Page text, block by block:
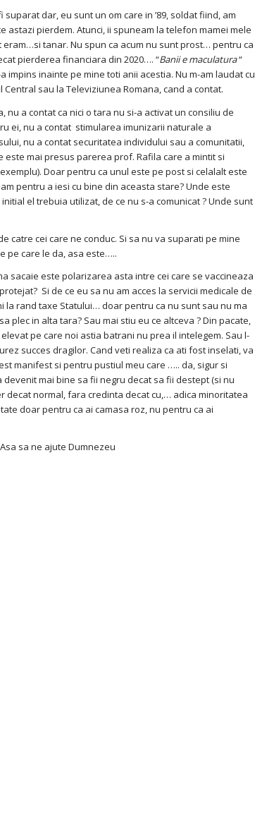
dar, eu sunt un om care in ’89, soldat fiind, am
astazi pierdem. Atunci, ii spuneam la telefon mamei mele
tanar. Nu spun ca acum nu sunt prost… pentru ca
pierderea financiara din 2020…. “Banii e maculatura“
inainte pe mine toti anii acestia. Nu m-am laudat cu
sau la Televiziunea Romana, cand a contat.
a contat ca nici o tara nu si-a activat un consiliu de
ei, nu a contat stimularea imunizarii naturale a
nu a contat securitatea individului sau a comunitatii,
mai presus parerea prof. Rafila care a mintit si
Doar pentru ca unul este pe post si celalalt este
pentru a iesi cu bine din aceasta stare? Unde este
el trebuia utilizat, de ce nu s-a comunicat ? Unde sunt
cei care ne conduc. Si sa nu va suparati pe mine
pe care le da, asa este…..
este polarizarea asta intre cei care se vaccineaza
Si de ce eu sa nu am acces la servicii medicale de
la rand taxe Statului… doar pentru ca nu sunt sau nu ma
plec in alta tara? Sau mai stiu eu ce altceva ? Din pacate,
pe care noi astia batrani nu prea il intelegem. Sau l-
succes dragilor. Cand veti realiza ca ati fost inselati, va
manifest si pentru pustiul meu care ….. da, sigur si
mai bine sa fii negru decat sa fii destept (si nu
decat normal, fara credinta decat cu,… adica minoritatea
doar pentru ca ai camasa roz, nu pentru ca ai
sa ne ajute Dumnezeu